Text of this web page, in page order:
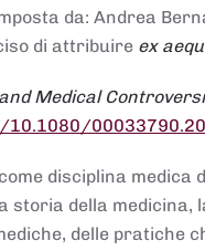
da: Andrea
di attribuire ex
Medical
disciplina medica
della medicina,
delle pratiche